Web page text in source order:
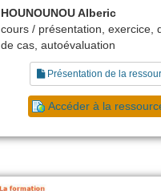
HOUNOUNOU Alberic
cours / présentation, exercice,
de cas, autoévaluation
Présentation de la
Accéder à la